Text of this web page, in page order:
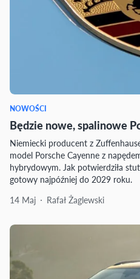
NOWOŚCI
Będzie nowe, spalinowe
Niemiecki producent z
model Porsche Cayenne z
hybrydowym. Jak potwierdziła
gotowy najpóźniej do 2029 roku.
14 Maj
Rafał Żaglewski